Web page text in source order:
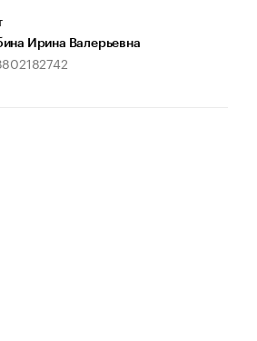
Ирина Валерьевна